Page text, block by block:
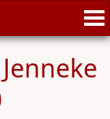
Jenneke